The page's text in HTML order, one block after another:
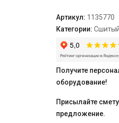
латунный
для
труб
PE-
20-
R1/2"
тип
1
Артикул: 1135770
Категории:
Получите
оборудование!
Присылайте
предложение.